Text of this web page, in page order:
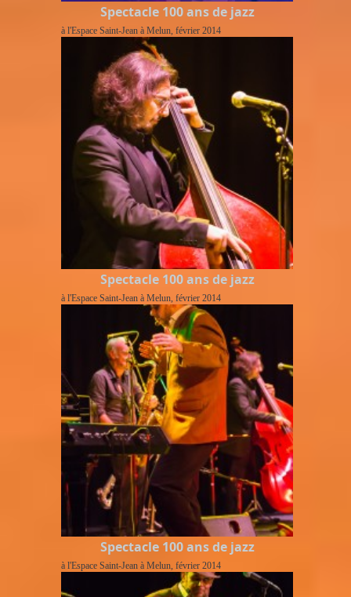
Spectacle 100 ans de jazz
à l'Espace Saint-Jean à Melun, février 2014
Spectacle 100 ans de jazz
à l'Espace Saint-Jean à Melun, février 2014
Spectacle 100 ans de jazz
à l'Espace Saint-Jean à Melun, février 2014